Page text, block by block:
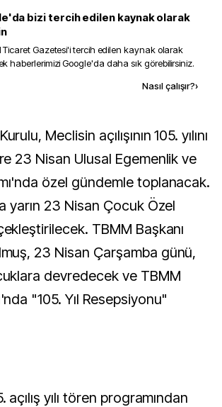
bizi tercih edilen kaynak olarak
Ticaret Gazetesi'i tercih edilen kaynak olarak
haberlerimizi Google'da daha sık görebilirsiniz.
Nasıl çalışır?›
23 Nisan Ulusal Egemenlik ve
özel gündemle toplanacak.
yarın 23 Nisan Çocuk Özel
TBMM Başkanı
23 Nisan Çarşamba günü,
devredecek ve TBMM
"105. Yıl Resepsiyonu"
açılış yılı tören programından